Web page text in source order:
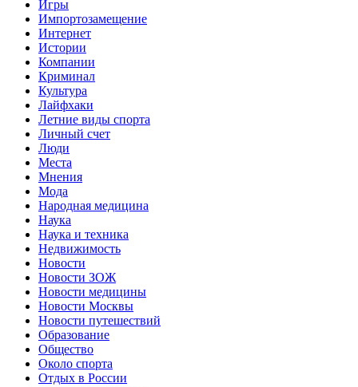
Игры
Импортозамещение
Интернет
Истории
Компании
Криминал
Культура
Лайфхаки
Летние виды спорта
Личный счет
Люди
Места
Мнения
Мода
Народная медицина
Наука
Наука и техника
Недвижимость
Новости
Новости ЗОЖ
Новости медицины
Новости Москвы
Новости путешествий
Образование
Общество
Около спорта
Отдых в России